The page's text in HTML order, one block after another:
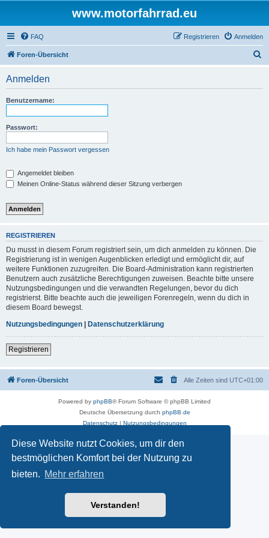
Diese Website nutzt Cookies, um dir den
bestmöglichen Komfort bei der Nutzung zu
bieten. Mehr erfahren
Verstanden!
www.motorfahrrad.eu
FAQ Anmelden
Registrieren
Foren-Übersicht
Anmelden
Benutzername:
Passwort:
Ich habe mein Passwort vergessen
Angemeldet bleiben
Meinen Online-Status während dieser Sitzung verbergen
REGISTRIEREN
Du musst in diesem Forum registriert sein, um dich anmelden zu können. Die
Registrierung ist in wenigen Augenblicken erledigt und ermöglicht dir, auf
weitere Funktionen zuzugreifen. Die Board-Administration kann registrierten
Benutzern auch zusätzliche Berechtigungen zuweisen. Beachte bitte unsere
Nutzungsbedingungen und die verwandten Regelungen, bevor du dich
registrierst. Bitte beachte auch die jeweiligen Forenregeln, wenn du dich in
diesem Board bewegst.
Nutzungsbedingungen | Datenschutzerklärung
Registrieren
Foren-Übersicht Alle Zeiten sind UTC+01:00
Powered by phpBB® Forum Software © phpBB Limited
Deutsche Übersetzung durch phpBB.de
Datenschutz| Nutzungsbedingungen